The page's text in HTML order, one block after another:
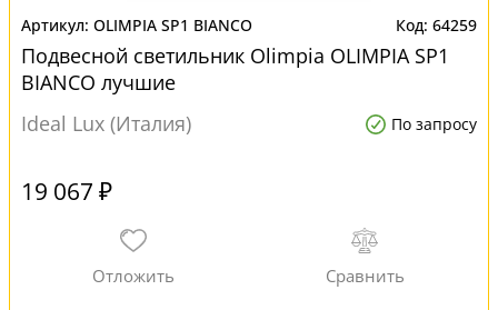
OLIMPIA SP1 BIANCO 64259
Подвесной светильник Olimpia OLIMPIA SP1
BIANCO лучшие
Ideal Lux (Италия)
По запросу
19 067 ₽